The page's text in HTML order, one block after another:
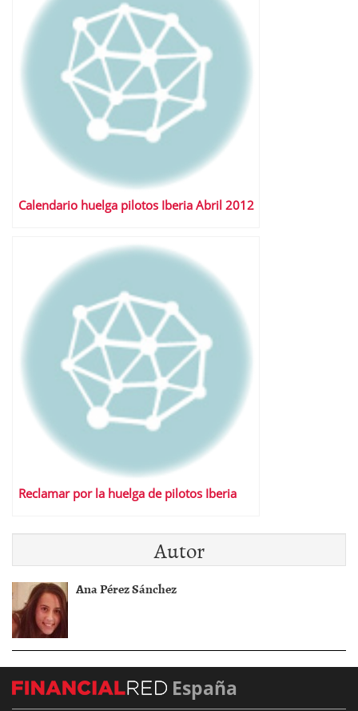
Calendario huelga pilotos Iberia Abril 2012
Reclamar por la huelga de pilotos Iberia
Autor
Ana Pérez Sánchez
España